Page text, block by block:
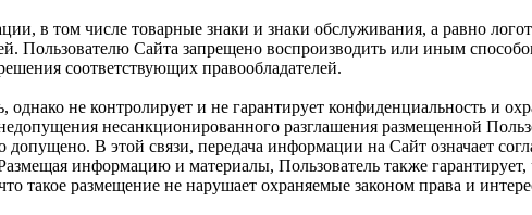
в том числе товарные знаки и знаки обслуживания, а равно
Пользователю Сайта запрещено воспроизводить или иным
соответствующих правообладателей.
однако не контролирует и не гарантирует конфиденциальность
несанкционированного разглашения размещенной
допущено. В этой связи, передача информации на Сайт означает
информацию и материалы, Пользователь также
такое размещение не нарушает охраняемые законом права и